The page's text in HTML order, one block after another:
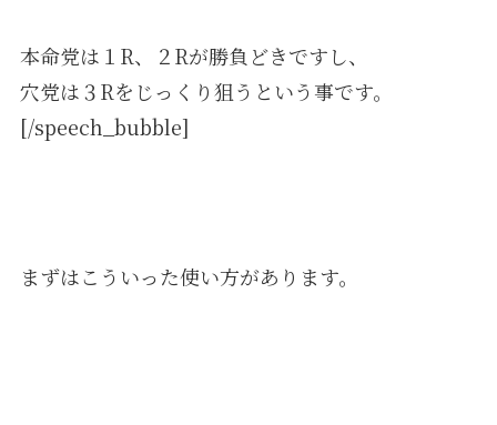
本命党は１R、２Rが勝負どきですし、
穴党は３Rをじっくり狙うという事です。
[/speech_bubble]
まずはこういった使い方があります。